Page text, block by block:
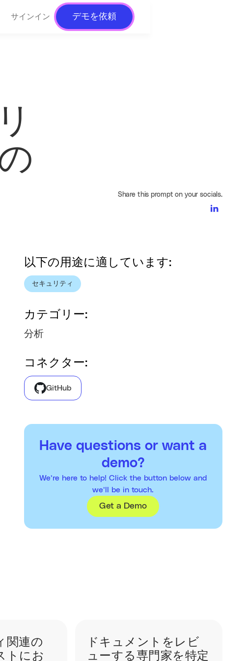
サインイン デモを依頼
Share this prompt on your socials.
以下の用途に適しています:
セキュリティ
カテゴリー:
分析
コネクター:
GitHub
Have questions or want a
demo?
We’re here to help! Click the button below and
we’ll be in touch.
Get a Demo
関連の
トにお
ドキュメントをレビ
ューする専門家を特定